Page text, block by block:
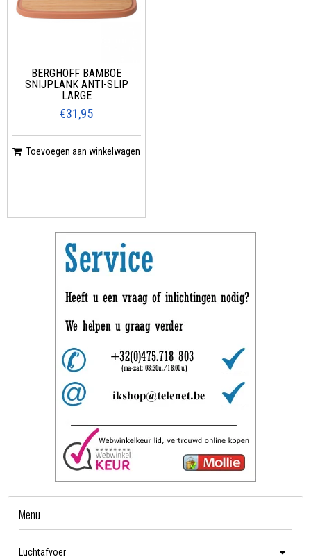
BERGHOFF BAMBOE
SNIJPLANK ANTI-SLIP
LARGE
€31,95
Toevoegen aan winkelwagen
Menu
Luchtafvoer